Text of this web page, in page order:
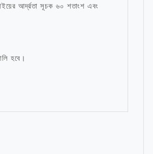
আর্দ্রতা সূচক ৬০ শতাংশ এবং
হবে।